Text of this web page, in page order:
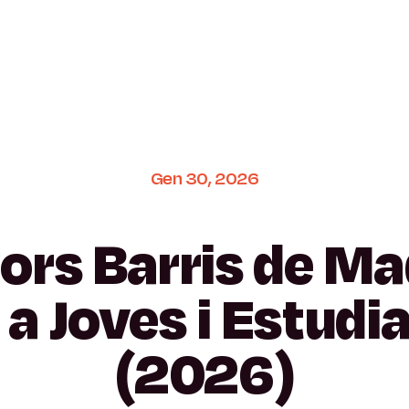
Gen30,2026
Barrisde
aJovesi
(2026)